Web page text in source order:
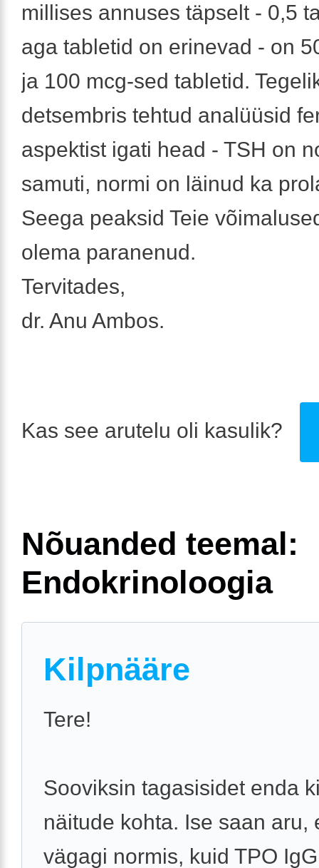
millises annuses täpselt - 0,5
aga tabletid on erinevad - on
ja 100 mcg-sed tabletid.
detsembris tehtud analüüsid
aspektist igati head - TSH on
samuti, normi on läinud ka
Seega peaksid Teie
olema paranenud.
Tervitades,
dr. Anu Ambos.
Kas see arutelu oli kasulik?
Nõuanded teemal:
Endokrinoloogia
Kilpnääre
Tere!
Sooviksin tagasisidet enda
näitude kohta. Ise saan aru,
vägagi normis, kuid TPO